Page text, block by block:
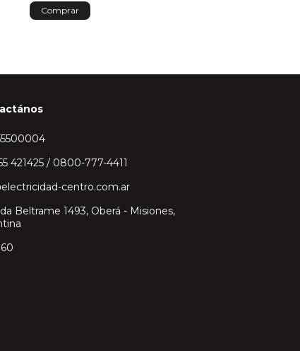
421425 / 0800-777-4411
centro.com.ar
Beltrame 1493, Oberá - Misiones,